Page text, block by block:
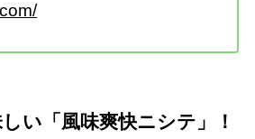
い「風味爽快ニシテ」！